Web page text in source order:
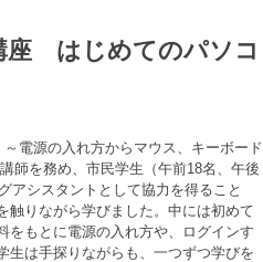
座 はじめてのパソコ
電源の入れ方からマウス、キーボード
師を務め、市民学生（午前18名、午後
アシスタントとして協力を得ること
触りながら学びました。中には初めて
をもとに電源の入れ方や、ログインす
生は手探りながらも、一つずつ学びを